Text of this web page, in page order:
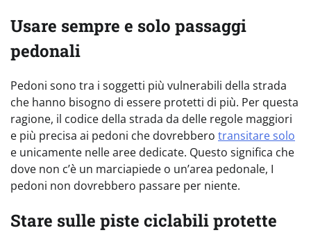
Usare sempre e solo passaggi
pedonali
Pedoni sono tra i soggetti più vulnerabili della strada
che hanno bisogno di essere protetti di più. Per questa
ragione, il codice della strada da delle regole maggiori
e più precisa ai pedoni che dovrebbero transitare solo
e unicamente nelle aree dedicate. Questo significa che
dove non c’è un marciapiede o un’area pedonale, I
pedoni non dovrebbero passare per niente.
Stare sulle piste ciclabili protette